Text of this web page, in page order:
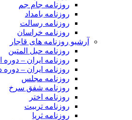
روزنامه جام جم
روزنامه بامداد
روزنامه رسالت
روزنامه خراسان
آرشیو روزنامه های قاجار
روزنامه حبل المتین
روزنامه ایران – دوره
روزنامه ایران – دوره
روزنامه مجلس
روزنامه شفق سرخ
روزنامه اختر
روزنامه تربیت
روزنامه ثریا